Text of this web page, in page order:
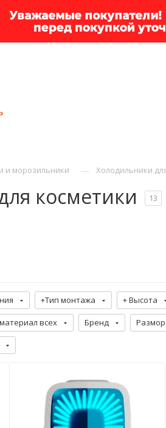
и морозильники — Холодильники
косметики 13
+Тип монтажа + Высота
всех Бренд